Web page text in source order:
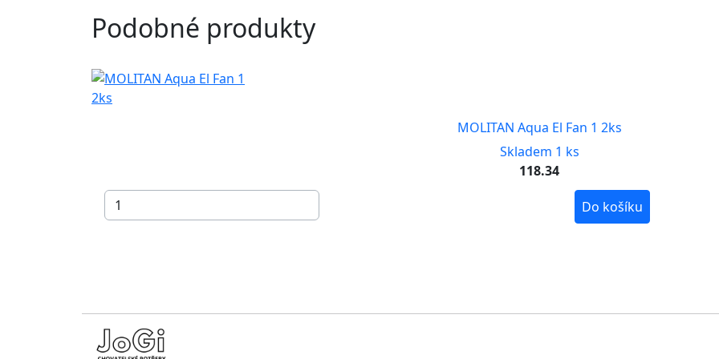
Podobné produkty
MOLITAN Aqua El Fan 1 2ks
Skladem 1 ks
118.34
Do košíku